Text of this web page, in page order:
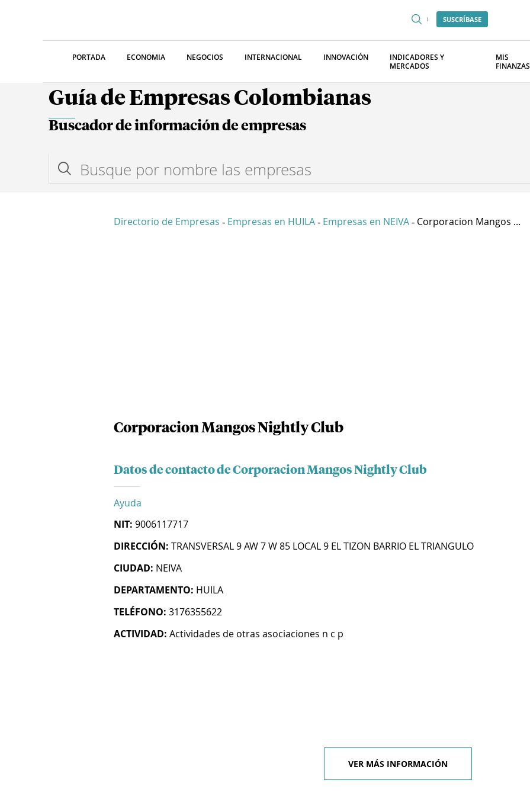
SUSCRÍBASE
PORTADA ECONOMIA NEGOCIOS INTERNACIONAL INNOVACIÓN
INDICADORES Y
MERCADOS
MIS
FINANZAS
Guía de Empresas Colombianas
Buscador de información de empresas
Directorio de Empresas - Empresas en HUILA - Empresas en NEIVA - Corporacion Mangos ...
Corporacion Mangos Nightly Club
Datos de contacto de Corporacion Mangos Nightly Club
Ayuda
NIT: 9006117717
DIRECCIÓN: TRANSVERSAL 9 AW 7 W 85 LOCAL 9 EL TIZON BARRIO EL TRIANGULO
CIUDAD: NEIVA
DEPARTAMENTO: HUILA
TELÉFONO: 3176355622
ACTIVIDAD: Actividades de otras asociaciones n c p
VER MÁS INFORMACIÓN